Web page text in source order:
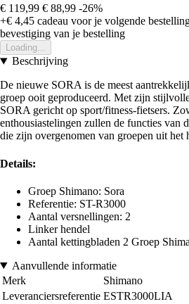
€ 119,99 € 88,99 -26%
+€ 4,45 cadeau voor je volgende
bevestiging van je bestelling
Loading...
Beschrijving
De nieuwe SORA is de meest
groep ooit geproduceerd. Met zijn
SORA gericht op sport/fitness-fietsers.
enthousiastelingen zullen de functies van
die zijn overgenomen van groepen uit het
Details:
Groep Shimano: Sora
Referentie: ST-R3000
Aantal versnellingen: 2
Linker hendel
Aantal kettingbladen 2 Groep
Aanvullende informatie
Merk
Shimano
Leveranciersreferentie ESTR3000LIA